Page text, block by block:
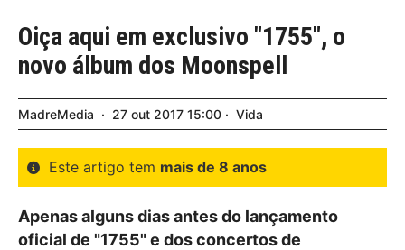
Oiça aqui em exclusivo "1755", o
novo álbum dos Moonspell
MadreMedia 27 out 2017 15:00 Vida
Este artigo tem mais de 8 anos
Apenas alguns dias antes do lançamento
oficial de "1755" e dos concertos de